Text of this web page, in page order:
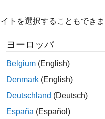
トを選択することもできま
ヨーロッパ
Belgium (English)
Denmark (English)
Deutschland (Deutsch)
España (Español)